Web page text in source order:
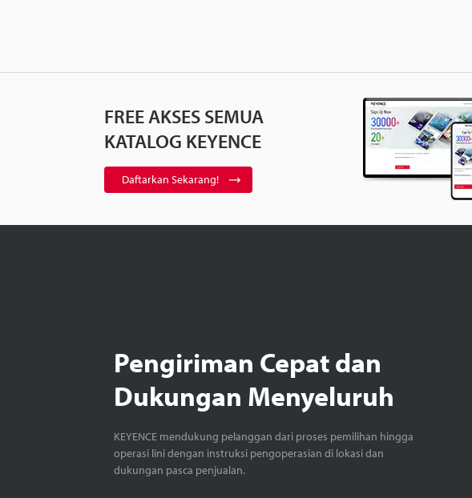
FREE AKSES SEMUA
KATALOG KEYENCE
Daftarkan Sekarang!
Pengiriman Cepat dan
Dukungan Menyeluruh
KEYENCE mendukung pelanggan dari proses pemilihan hingga
operasi lini dengan instruksi pengoperasian di lokasi dan
dukungan pasca penjualan.